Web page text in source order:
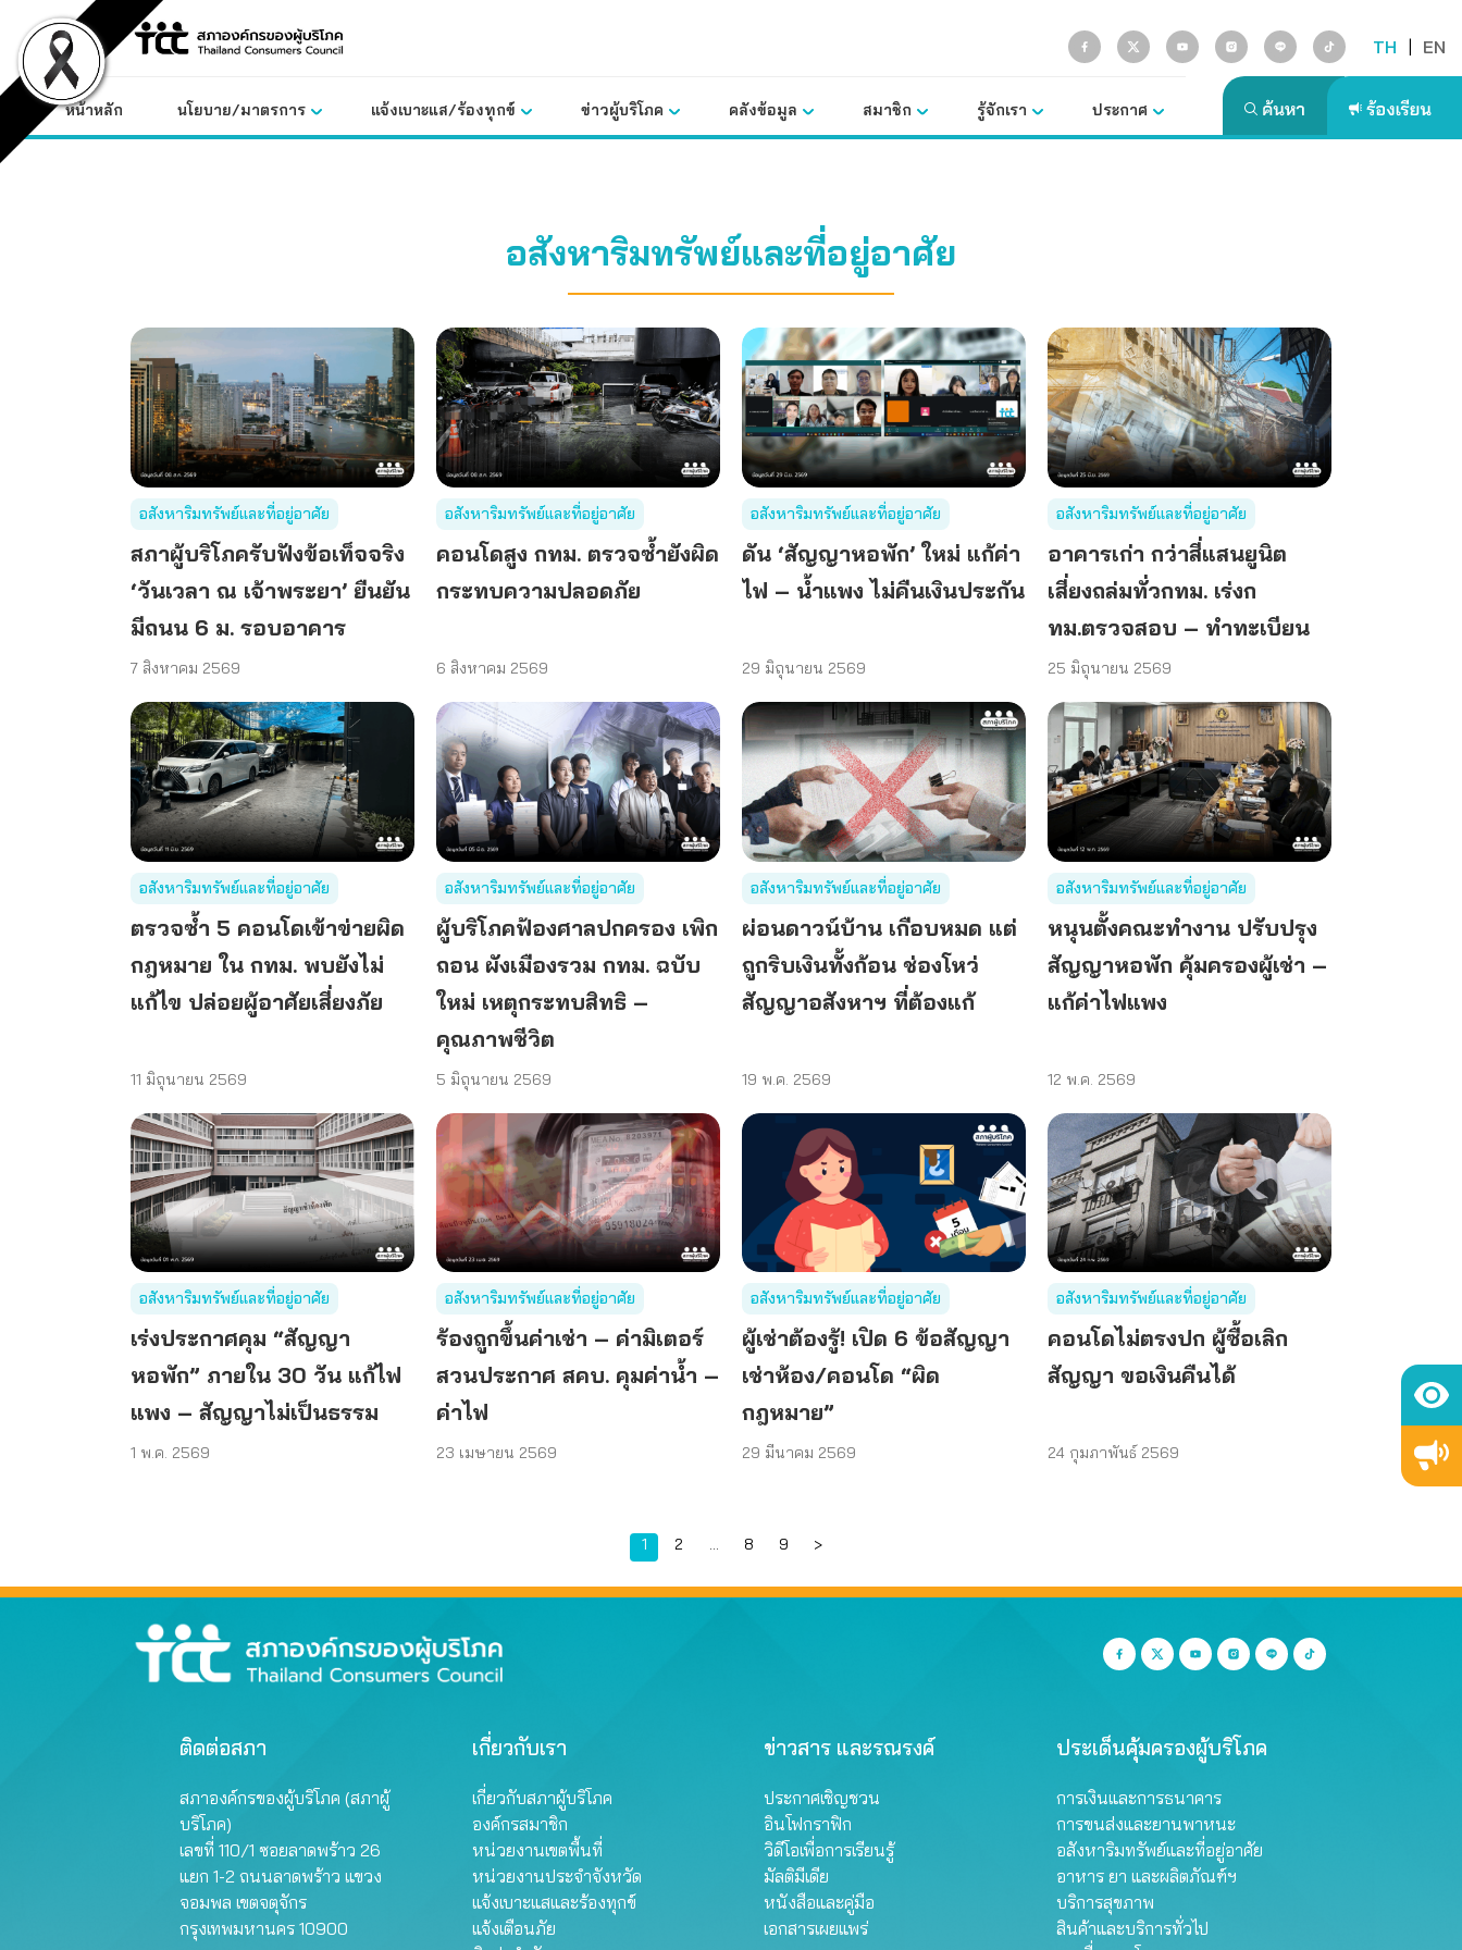
content
TH | EN
หน้าหลัก นโยบาย/มาตรการ แจ้งเบาะแส/ร้องทุกข์ ข่าวผู้บริโภค คลังข้อมูล สมาชิก รู้จักเรา ประกาศ
อสังหาริมทรัพย์และที่อยู่อาศัย
อสังหาริมทรัพย์และที่อยู่อาศัย
สภาผู้บริโภครับฟังข้อเท็จจริง
‘วันเวลา ณ เจ้าพระยา’ ยืนยัน
มีถนน 6 ม. รอบอาคาร
7 สิงหาคม 2569
อสังหาริมทรัพย์และที่อยู่อาศัย
คอนโดสูง กทม. ตรวจซ้ำยังผิด
กระทบความปลอดภัย
6 สิงหาคม 2569
อสังหาริมทรัพย์และที่อยู่อาศัย
ดัน ‘สัญญาหอพัก’ ใหม่ แก้ค่า
ไฟ – น้ำแพง ไม่คืนเงินประกัน
29 มิถุนายน 2569
อสังหาริมทรัพย์และที่อยู่อาศัย
อาคารเก่า กว่าสี่แสนยูนิต
เสี่ยงถล่มทั่วกทม. เร่งก
ทม.ตรวจสอบ – ทำทะเบียน
25 มิถุนายน 2569
อสังหาริมทรัพย์และที่อยู่อาศัย
ตรวจซ้ำ 5 คอนโดเข้าข่ายผิด
กฎหมาย ใน กทม. พบยังไม่
แก้ไข ปล่อยผู้อาศัยเสี่ยงภัย
11 มิถุนายน 2569
อสังหาริมทรัพย์และที่อยู่อาศัย
ผู้บริโภคฟ้องศาลปกครอง เพิก
ถอน ผังเมืองรวม กทม. ฉบับ
ใหม่ เหตุกระทบสิทธิ –
คุณภาพชีวิต
5 มิถุนายน 2569
อสังหาริมทรัพย์และที่อยู่อาศัย
ผ่อนดาวน์บ้าน เกือบหมด แต่
ถูกริบเงินทั้งก้อน ช่องโหว่
สัญญาอสังหาฯ ที่ต้องแก้
19 พ.ค. 2569
อสังหาริมทรัพย์และที่อยู่อาศัย
หนุนตั้งคณะทำงาน ปรับปรุง
สัญญาหอพัก คุ้มครองผู้เช่า –
แก้ค่าไฟแพง
12 พ.ค. 2569
อสังหาริมทรัพย์และที่อยู่อาศัย
เร่งประกาศคุม “สัญญา
หอพัก” ภายใน 30 วัน แก้ไฟ
แพง – สัญญาไม่เป็นธรรม
1 พ.ค. 2569
อสังหาริมทรัพย์และที่อยู่อาศัย
ร้องถูกขึ้นค่าเช่า – ค่ามิเตอร์
สวนประกาศ สคบ. คุมค่าน้ำ –
ค่าไฟ
23 เมษายน 2569
อสังหาริมทรัพย์และที่อยู่อาศัย
ผู้เช่าต้องรู้! เปิด 6 ข้อสัญญา
เช่าห้อง/คอนโด “ผิด
กฎหมาย”
29 มีนาคม 2569
อสังหาริมทรัพย์และที่อยู่อาศัย
คอนโดไม่ตรงปก ผู้ซื้อเลิก
สัญญา ขอเงินคืนได้
24 กุมภาพันธ์ 2569
Page
1 Page
2 … Page
8 Page
9 >
ติดต่อสภา
สภาองค์กรของผู้บริโภค (สภาผู้
บริโภค)
เลขที่ 110/1 ซอยลาดพร้าว 26
แยก 1-2 ถนนลาดพร้าว แขวง
จอมพล เขตจตุจักร
กรุงเทพมหานคร 10900
เกี่ยวกับเรา
เกี่ยวกับสภาผู้บริโภค
องค์กรสมาชิก
หน่วยงานเขตพื้นที่
หน่วยงานประจำจังหวัด
แจ้งเบาะแสและร้องทุกข์
แจ้งเตือนภัย
ข่าวสาร และรณรงค์
ประกาศเชิญชวน
อินโฟกราฟิก
วิดีโอเพื่อการเรียนรู้
มัลติมีเดีย
หนังสือและคู่มือ
เอกสารเผยแพร่
ประเด็นคุ้มครองผู้บริโภค
การเงินและการธนาคาร
การขนส่งและยานพาหนะ
อสังหาริมทรัพย์และที่อยู่อาศัย
อาหาร ยา และผลิตภัณฑ์ฯ
บริการสุขภาพ
สินค้าและบริการทั่วไป